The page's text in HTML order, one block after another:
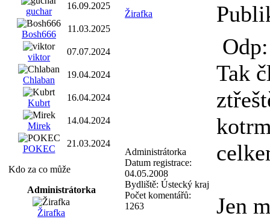
guchar
16.09.2025
Bosh666
11.03.2025
viktor
07.07.2024
Chlaban
19.04.2024
Kubrt
16.04.2024
Mirek
14.04.2024
POKEC
21.03.2024
Kdo za co může
Administrátorka
Žirafka
Žirafka
Administrátorka
Datum registrace:
04.05.2008
Bydliště: Ústecký kraj
Počet komentářů:
1263
Tak
Jen